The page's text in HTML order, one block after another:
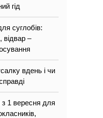
гід
суглобів:
відвар –
вдень і чи
з 1 вересня для